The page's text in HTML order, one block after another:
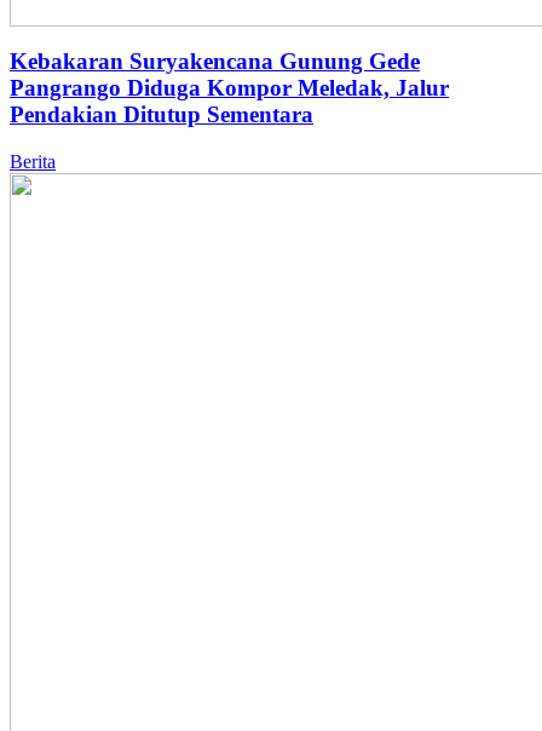
Kebakaran Suryakencana Gunung Gede
Pangrango Diduga Kompor Meledak, Jalur
Pendakian Ditutup Sementara
Berita